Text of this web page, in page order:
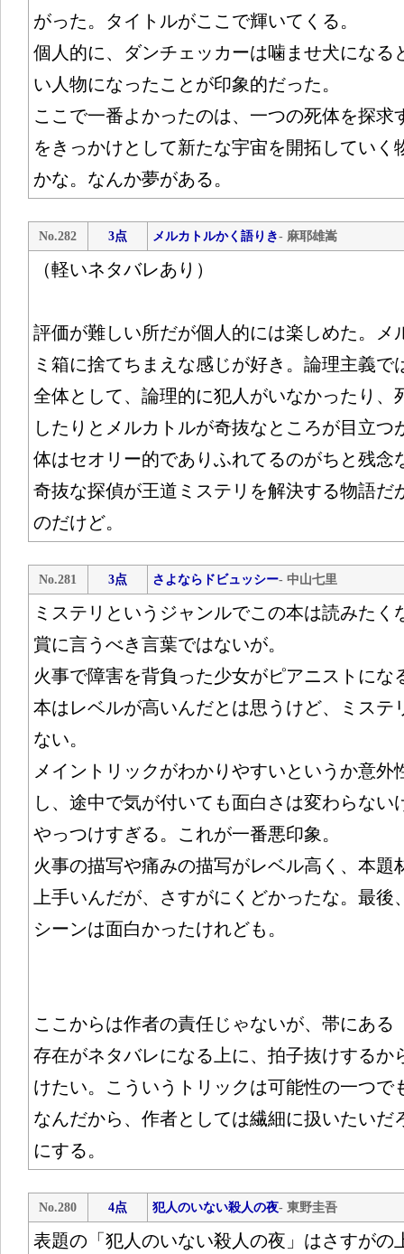
がった。タイトルがここで輝いてくる。
個人的に、ダンチェッカーは噛ませ犬になる
い人物になったことが印象的だった。
ここで一番よかったのは、一つの死体を探求
をきっかけとして新たな宇宙を開拓していく
かな。なんか夢がある。
No.282 3点 メルカトルかく語りき- 麻耶雄嵩
（軽いネタバレあり）
評価が難しい所だが個人的には楽しめた。メ
ミ箱に捨てちまえな感じが好き。論理主義で
全体として、論理的に犯人がいなかったり、
したりとメルカトルが奇抜なところが目立つ
体はセオリー的でありふれてるのがちと残念
奇抜な探偵が王道ミステリを解決する物語だ
のだけど。
No.281 3点 さよならドビュッシー- 中山七里
ミステリというジャンルでこの本は読みたく
賞に言うべき言葉ではないが。
火事で障害を背負った少女がピアニストにな
本はレベルが高いんだとは思うけど、ミステ
ない。
メイントリックがわかりやすいというか意外
し、途中で気が付いても面白さは変わらない
やっつけすぎる。これが一番悪印象。
火事の描写や痛みの描写がレベル高く、本題
上手いんだが、さすがにくどかったな。最
シーンは面白かったけれども。
ここからは作者の責任じゃないが、帯にある
存在がネタバレになる上に、拍子抜けするか
けたい。こういうトリックは可能性の一つで
なんだから、作者としては繊細に扱いたいだ
にする。
No.280 4点 犯人のいない殺人の夜- 東野圭吾
表題の「犯人のいない殺人の夜」はさすがの